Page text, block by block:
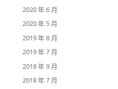
2020 年 6 月
2020 年 5 月
2019 年 8 月
2019 年 7 月
2018 年 9 月
2018 年 7 月